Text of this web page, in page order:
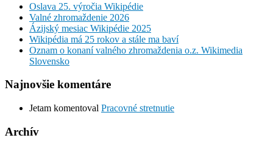
Oslava 25. výročia Wikipédie
Valné zhromaždenie 2026
Ázijský mesiac Wikipédie 2025
Wikipédia má 25 rokov a stále ma baví
Oznam o konaní valného zhromaždenia o.z. Wikimedia
Slovensko
Najnovšie komentáre
Jetam komentoval Pracovné stretnutie
Archív